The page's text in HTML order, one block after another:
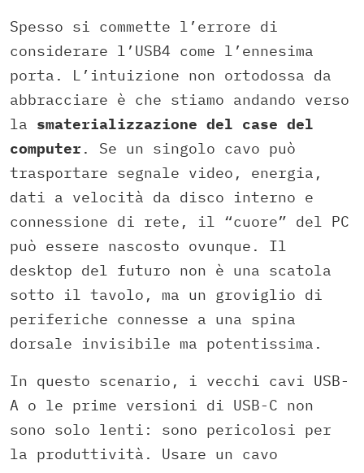
Spesso si commette l’errore di
considerare l’USB4 come l’ennesima
porta. L’intuizione non ortodossa da
abbracciare è che stiamo andando verso
la smaterializzazione del case del
computer . Se un singolo cavo può
trasportare segnale video, energia,
dati a velocità da disco interno e
connessione di rete, il “cuore” del PC
può essere nascosto ovunque. Il
desktop del futuro non è una scatola
sotto il tavolo, ma un groviglio di
periferiche connesse a una spina
dorsale invisibile ma potentissima.
In questo scenario, i vecchi cavi USB-
A o le prime versioni di USB-C non
sono solo lenti: sono pericolosi per
la produttività. Usare un cavo